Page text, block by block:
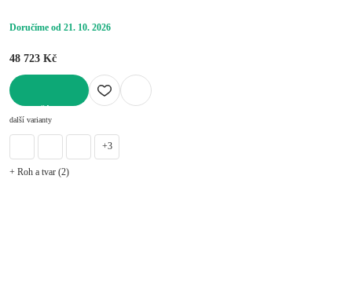
Doručíme od 21. 10. 2026
48 723 Kč
další varianty
+3
+ Roh a tvar (2)